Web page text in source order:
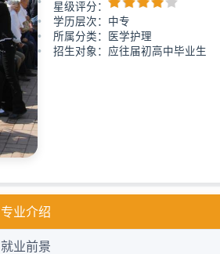
星级评分：
学历层次：中专
所属分类：医学护理
招生对象：应往届初高中毕业生
专业介绍
就业前景